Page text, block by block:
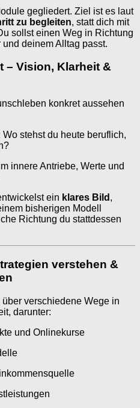
gegliedert. Ziel ist es laut
zu begleiten, statt dich mit
sollst einen Weg in Richtung
deinem Alltag passt.
– Vision, Klarheit &
konkret aussehen
stehst du heute beruflich,
innere Antriebe, Werte und
ein klares Bild ,
bisherigen Modell
Richtung du stattdessen
verstehen &
verschiedene Wege in
darunter:
und Onlinekurse